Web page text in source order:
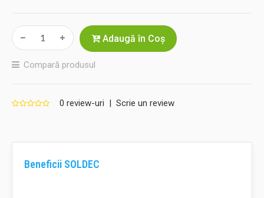
Adaugă în Coş
Compară produsul
0 review-uri | Scrie un review
Beneficii SOLDEC